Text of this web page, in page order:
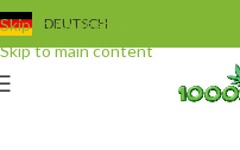
Skip to navigation
Skip to main content
DEUTSCH